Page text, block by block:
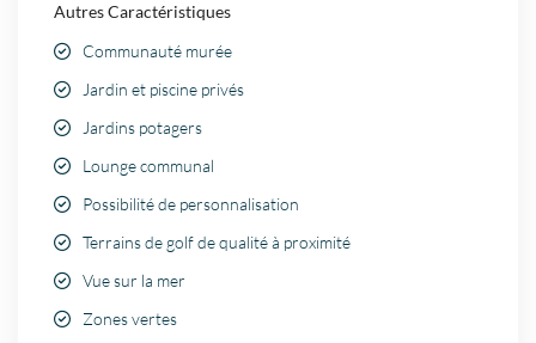
Autres Caractéristiques
Communauté murée
Jardin et piscine privés
Jardins potagers
Lounge communal
Possibilité de personnalisation
Terrains de golf de qualité à proximité
Vue sur la mer
Zones vertes